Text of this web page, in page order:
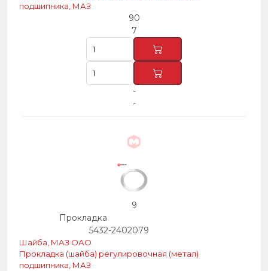
подшипника, МАЗ
90
7
-
-
9
Прокладка
5432-2402079
Шайба, МАЗ ОАО
Прокладка (шайба) регулировочная (метал)
подшипника, МАЗ